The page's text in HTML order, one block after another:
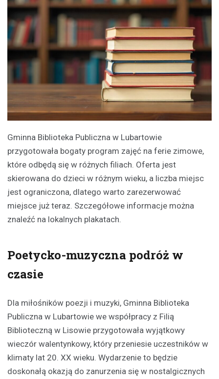
Gminna Biblioteka Publiczna w Lubartowie
przygotowała bogaty program zajęć na ferie zimowe,
które odbędą się w różnych filiach. Oferta jest
skierowana do dzieci w różnym wieku, a liczba miejsc
jest ograniczona, dlatego warto zarezerwować
miejsce już teraz. Szczegółowe informacje można
znaleźć na lokalnych plakatach.
Poetycko-muzyczna podróż w
czasie
Dla miłośników poezji i muzyki, Gminna Biblioteka
Publiczna w Lubartowie we współpracy z Filią
Biblioteczną w Lisowie przygotowała wyjątkowy
wieczór walentynkowy, który przeniesie uczestników w
klimaty lat 20. XX wieku. Wydarzenie to będzie
doskonałą okazją do zanurzenia się w nostalgicznych